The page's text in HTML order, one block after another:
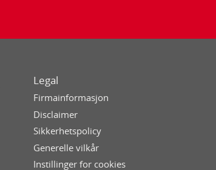
Legal
Firmainformasjon
Disclaimer
Sikkerhetspolicy
Generelle vilkår
Instillinger for cookies